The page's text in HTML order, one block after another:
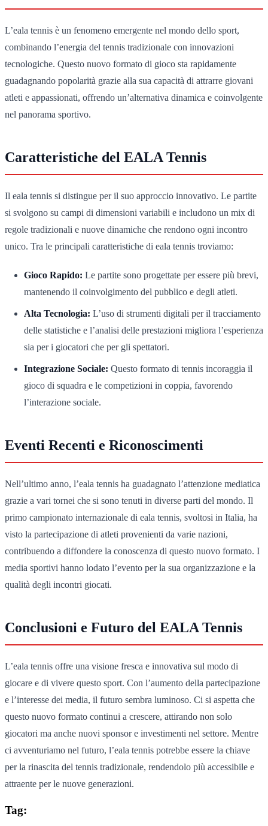
L’eala tennis è un fenomeno emergente nel mondo dello sport,
combinando l’energia del tennis tradizionale con innovazioni
tecnologiche. Questo nuovo formato di gioco sta rapidamente
guadagnando popolarità grazie alla sua capacità di attrarre giovani
atleti e appassionati, offrendo un’alternativa dinamica e coinvolgente
nel panorama sportivo.
Caratteristiche del EALA Tennis
Il eala tennis si distingue per il suo approccio innovativo. Le partite
si svolgono su campi di dimensioni variabili e includono un mix di
regole tradizionali e nuove dinamiche che rendono ogni incontro
unico. Tra le principali caratteristiche di eala tennis troviamo:
Gioco Rapido: Le partite sono progettate per essere più brevi,
mantenendo il coinvolgimento del pubblico e degli atleti.
Alta Tecnologia: L’uso di strumenti digitali per il tracciamento
delle statistiche e l’analisi delle prestazioni migliora l’esperienza
sia per i giocatori che per gli spettatori.
Integrazione Sociale: Questo formato di tennis incoraggia il
gioco di squadra e le competizioni in coppia, favorendo
l’interazione sociale.
Eventi Recenti e Riconoscimenti
Nell’ultimo anno, l’eala tennis ha guadagnato l’attenzione mediatica
grazie a vari tornei che si sono tenuti in diverse parti del mondo. Il
primo campionato internazionale di eala tennis, svoltosi in Italia, ha
visto la partecipazione di atleti provenienti da varie nazioni,
contribuendo a diffondere la conoscenza di questo nuovo formato. I
media sportivi hanno lodato l’evento per la sua organizzazione e la
qualità degli incontri giocati.
Conclusioni e Futuro del EALA Tennis
L’eala tennis offre una visione fresca e innovativa sul modo di
giocare e di vivere questo sport. Con l’aumento della partecipazione
e l’interesse dei media, il futuro sembra luminoso. Ci si aspetta che
questo nuovo formato continui a crescere, attirando non solo
giocatori ma anche nuovi sponsor e investimenti nel settore. Mentre
ci avventuriamo nel futuro, l’eala tennis potrebbe essere la chiave
per la rinascita del tennis tradizionale, rendendolo più accessibile e
attraente per le nuove generazioni.
Tag: